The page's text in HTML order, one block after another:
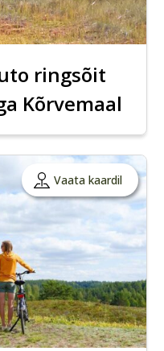
ringsõit
Kõrvemaal
Vaata kaardil